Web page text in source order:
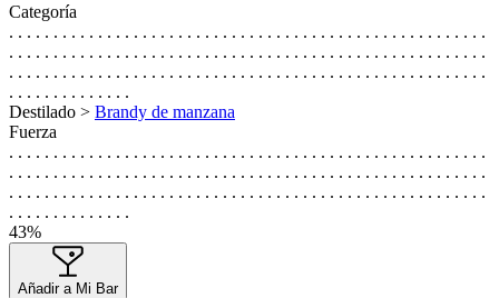
Categoría
. . . . . . . . . . . . . . . . . . . . . . . . . . . . . . . . . . . . . . . . . . . . . . . . . . . . . .
. . . . . . . . . . . . . . . . . . . . . . . . . . . . . . . . . . . . . . . . . . . . . . . . . . . . . .
. . . . . . . . . . . . . . . . . . . . . . . . . . . . . . . . . . . . . . . . . . . . . . . . . . . . . .
. . . . . . . . . . . . . .
Destilado > Brandy de manzana
Fuerza
. . . . . . . . . . . . . . . . . . . . . . . . . . . . . . . . . . . . . . . . . . . . . . . . . . . . . .
. . . . . . . . . . . . . . . . . . . . . . . . . . . . . . . . . . . . . . . . . . . . . . . . . . . . . .
. . . . . . . . . . . . . . . . . . . . . . . . . . . . . . . . . . . . . . . . . . . . . . . . . . . . . .
. . . . . . . . . . . . . .
43%
Añadir a Mi Bar